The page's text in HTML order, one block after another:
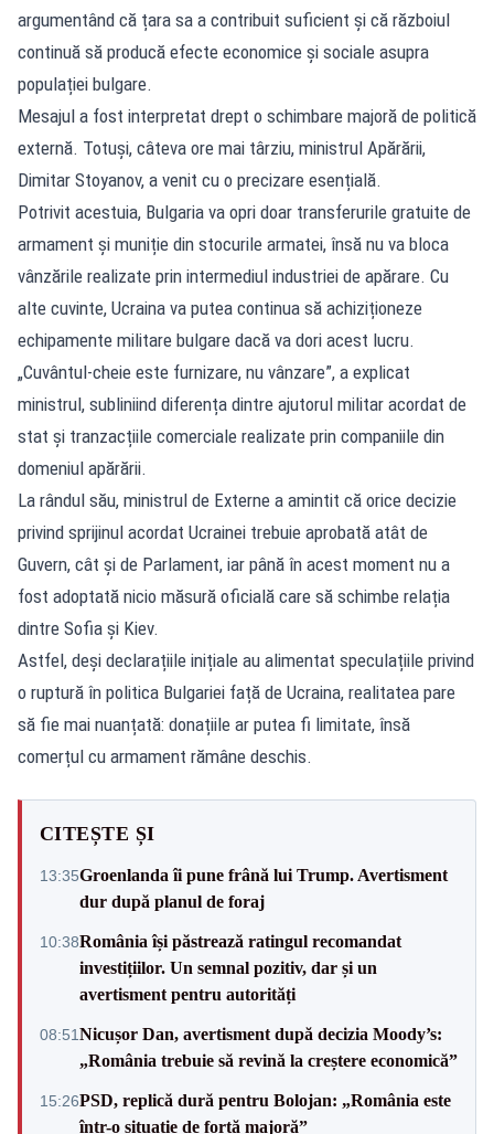
argumentând că țara sa a contribuit suficient și că războiul
continuă să producă efecte economice și sociale asupra
populației bulgare.
Mesajul a fost interpretat drept o schimbare majoră de politică
externă. Totuși, câteva ore mai târziu, ministrul Apărării,
Dimitar Stoyanov, a venit cu o precizare esențială.
Potrivit acestuia, Bulgaria va opri doar transferurile gratuite de
armament și muniție din stocurile armatei, însă nu va bloca
vânzările realizate prin intermediul industriei de apărare. Cu
alte cuvinte, Ucraina va putea continua să achiziționeze
echipamente militare bulgare dacă va dori acest lucru.
„Cuvântul-cheie este furnizare, nu vânzare”, a explicat
ministrul, subliniind diferența dintre ajutorul militar acordat de
stat și tranzacțiile comerciale realizate prin companiile din
domeniul apărării.
La rândul său, ministrul de Externe a amintit că orice decizie
privind sprijinul acordat Ucrainei trebuie aprobată atât de
Guvern, cât și de Parlament, iar până în acest moment nu a
fost adoptată nicio măsură oficială care să schimbe relația
dintre Sofia și Kiev.
Astfel, deși declarațiile inițiale au alimentat speculațiile privind
o ruptură în politica Bulgariei față de Ucraina, realitatea pare
să fie mai nuanțată: donațiile ar putea fi limitate, însă
comerțul cu armament rămâne deschis.
CITEȘTE ȘI
13:35Groenlanda îi pune frână lui Trump. Avertisment
dur după planul de foraj
10:38România își păstrează ratingul recomandat
investițiilor. Un semnal pozitiv, dar și un
avertisment pentru autorități
08:51Nicușor Dan, avertisment după decizia Moody’s:
„România trebuie să revină la creștere economică”
15:26PSD, replică dură pentru Bolojan: „România este
într-o situație de forță majoră”